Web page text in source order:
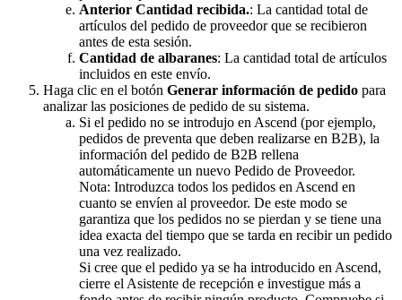
Anterior Cantidad recibida.: La cantidad total de
artículos del pedido de proveedor que se recibieron
antes de esta sesión.
Cantidad de albaranes: La cantidad total de artículos
incluidos en este envío.
Haga clic en el botón Generar información de pedido para
analizar las posiciones de pedido de su sistema.
Si el pedido no se introdujo en Ascend (por ejemplo,
pedidos de preventa que deben realizarse en B2B), la
información del pedido de B2B rellena
automáticamente un nuevo Pedido de Proveedor.
Nota: Introduzca todos los pedidos en Ascend en
cuanto se envíen al proveedor. De este modo se
garantiza que los pedidos no se pierdan y se tiene una
idea exacta del tiempo que se tarda en recibir un pedido
una vez realizado.
Si cree que el pedido ya se ha introducido en Ascend,
cierre el Asistente de recepción e investigue más a